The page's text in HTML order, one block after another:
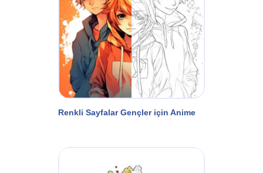
Renkli Sayfalar Gençler için Anime